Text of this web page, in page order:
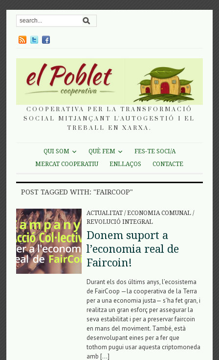
COOPERATIVA PER LA TRANSFORMACIÓ
SOCIAL MITJANÇANT L'AUTOGESTIÓ I EL
TREBALL EN XARXA.
QUI SOM QUÈ FEM
FES-TE SOCI/A
MERCAT COOPERATIU
ENLLAÇOS CONTACTE
POST TAGGED WITH: "FAIRCOOP"
ACTUALITAT/ECONOMIA COMUNAL/
REVOLUCIÓ INTEGRAL
Donem suport a
l’economia real de
Faircoin!
Durant els dos últims anys, l’ecosistema
de FairCoop —la cooperativa de la Terra
per a una economia justa— s’ha fet gran, i
realitza un gran esforç per assegurar la
seva estabilitat i per a preservar faircoin
en mans del moviment. També, està
desenvolupant eines per a fer que
tothom pugui usar aquesta criptomoneda
amb […]